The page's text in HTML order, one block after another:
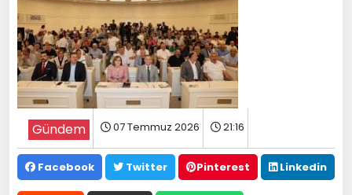
Gündem 07 Temmuz 2026 21:16
Facebook Twitter Pinterest Linkedin